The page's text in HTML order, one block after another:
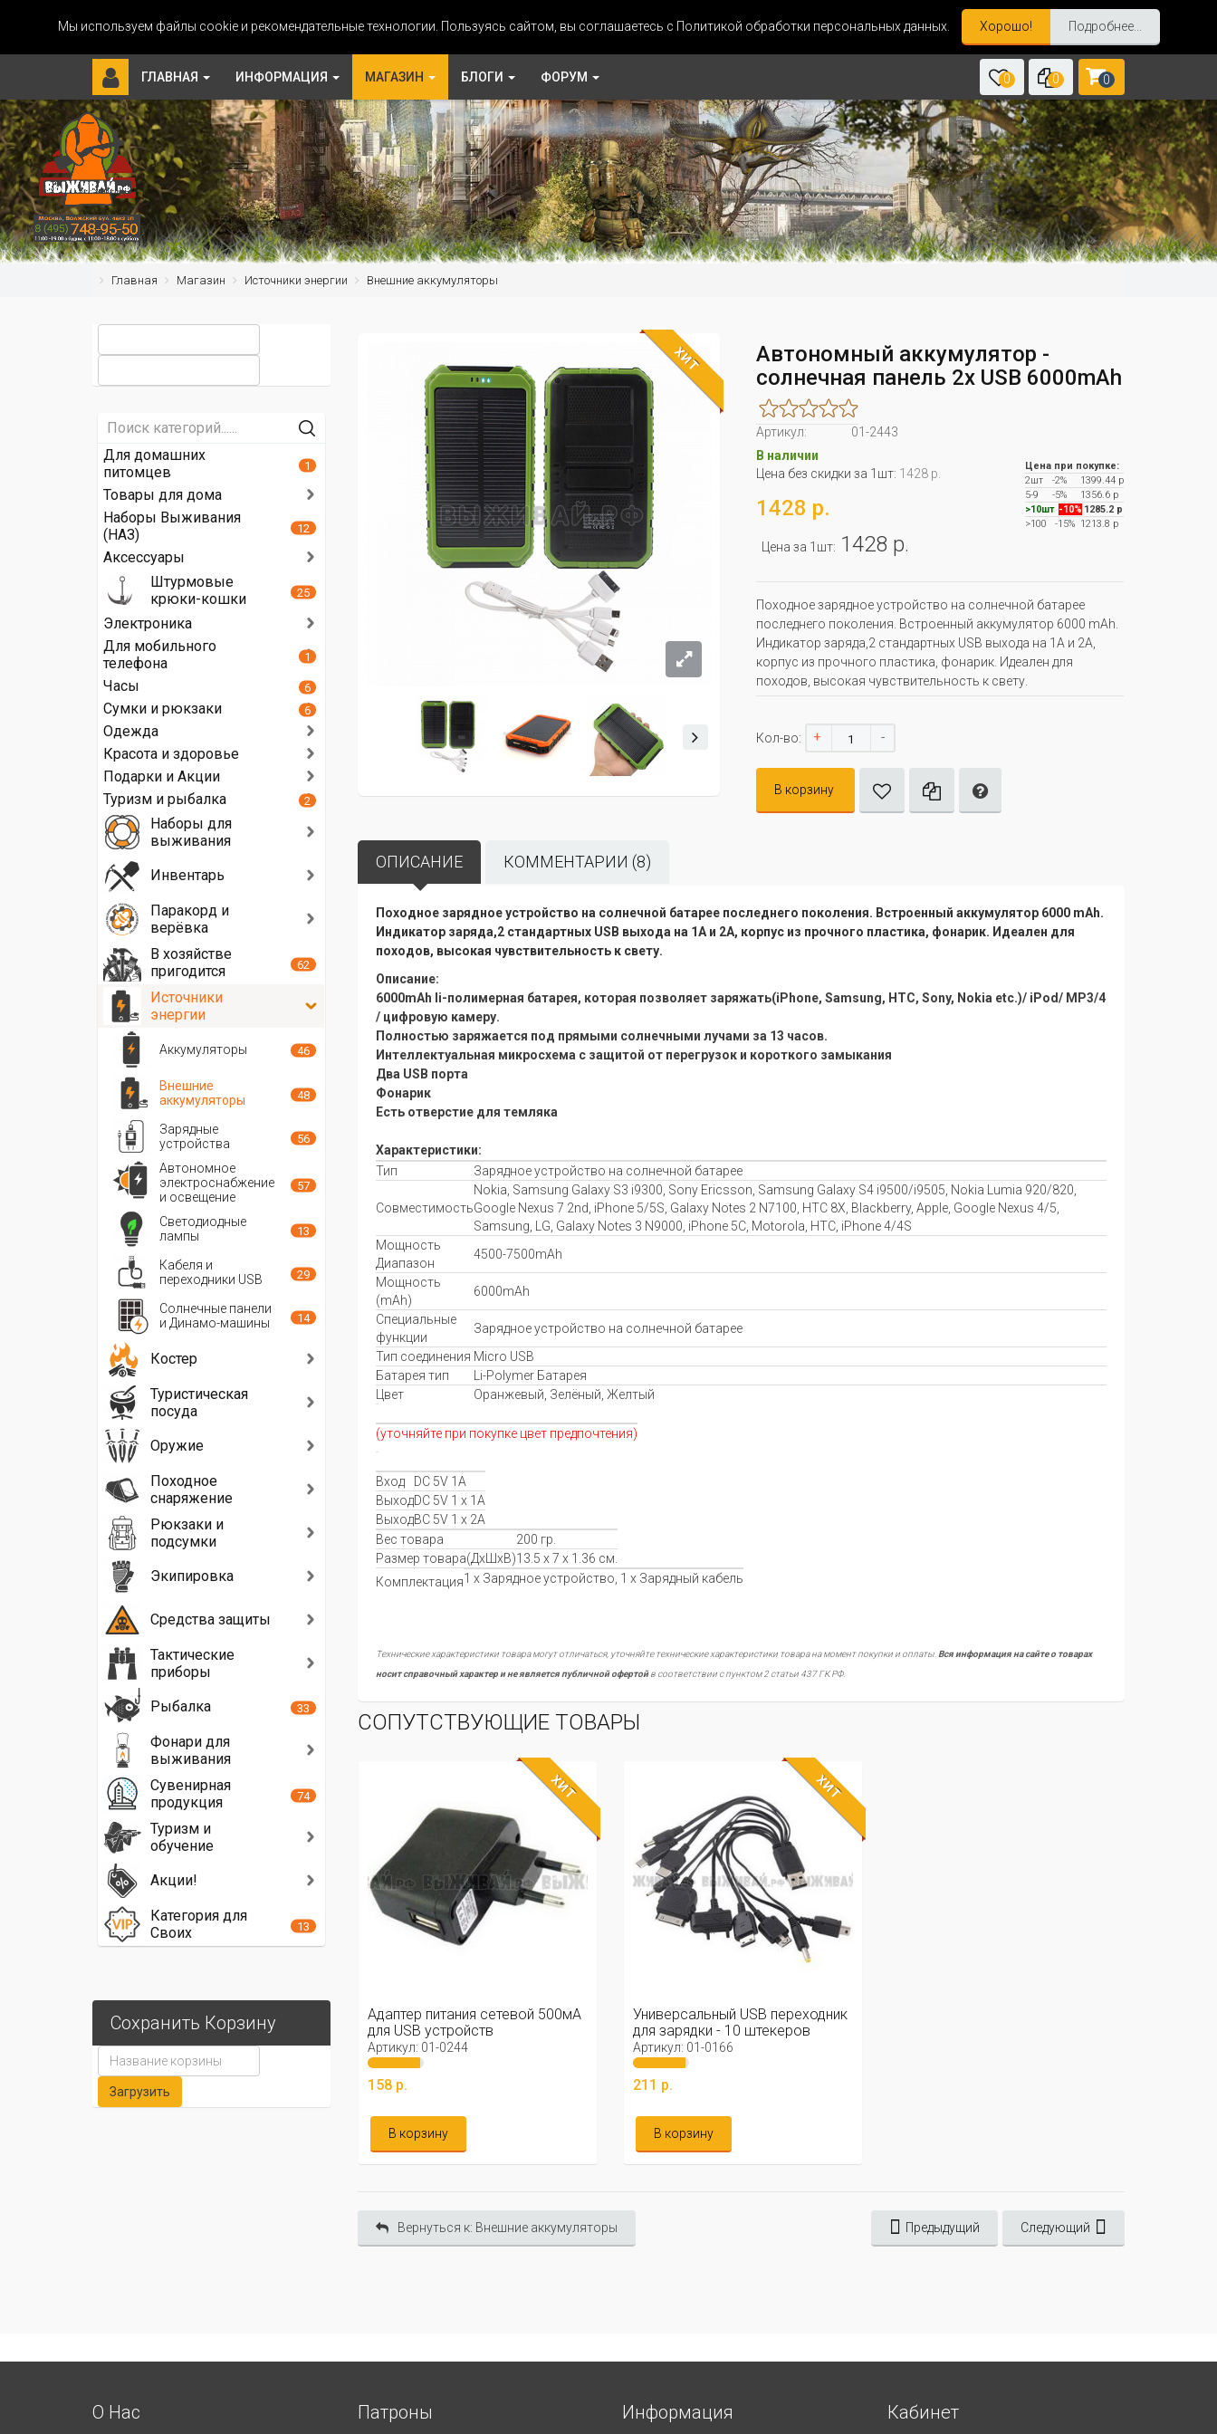
Мы используем файлы cookie и рекомендательные технологии. Пользуясь сайтом, вы соглашаетесь с Политикой обработки персональных данных. Хорошо! Подробнее...
ГЛАВНАЯ ИНФОРМАЦИЯ МАГАЗИН БЛОГИ ФОРУМ 0 0 0
Главная Магазин Источники энергии Внешние аккумуляторы
ХИТ
Автономный аккумулятор -
солнечная панель 2х USB 6000mAh
Артикул:
01-2443
В наличии
Цена без скидки за 1шт: 1428 р.
1428 р.
Цена за 1шт: 1428 р.
Цена при покупке:
2шт
-2%
1399.44 р
5-9
-5%
1356.6 р
>10шт -10% 1285.2 р
>100
-15%1213.8 р
Походное зарядное устройство на солнечной батарее
последнего поколения. Встроенный аккумулятор 6000 mAh.
Индикатор заряда,2 стандартных USB выхода на 1А и 2А,
корпус из прочного пластика, фонарик. Идеален для
походов, высокая чувствительность к свету.
Кол-во: + -
В корзину
ОПИСАНИЕ КОММЕНТАРИИ (8)
Походное зарядное устройство на солнечной батарее последнего поколения. Встроенный аккумулятор 6000 mAh.
Индикатор заряда,2 стандартных USB выхода на 1А и 2А, корпус из прочного пластика, фонарик. Идеален для
походов, высокая чувствительность к свету.
Описание:
6000mAh li-полимерная батарея, которая позволяет заряжать(iPhone, Samsung, HTC, Sony, Nokia etc.)/ iPod/ MP3/4
/ цифровую камеру.
Полностью заряжается под прямыми солнечными лучами за 13 часов.
Интеллектуальная микросхема с защитой от перегрузок и короткого замыкания
Два USB порта
Фонарик
Есть отверстие для темляка
Характеристики:
Тип
Зарядное устройство на солнечной батарее
Совместимость
Nokia, Samsung Galaxy S3 i9300, Sony Ericsson, Samsung Galaxy S4 i9500/i9505, Nokia Lumia 920/820,
Google Nexus 7 2nd, iPhone 5/5S, Galaxy Notes 2 N7100, HTC 8X, Blackberry, Apple, Google Nexus 4/5,
Samsung, LG, Galaxy Notes 3 N9000, iPhone 5C, Motorola, HTC, iPhone 4/4S
Мощность
Диапазон
4500-7500mAh
Мощность
(mAh)
6000mAh
Специальные
функции
Зарядное устройство на солнечной батарее
Тип соединения Micro USB
Батарея тип
Li-Polymer Батарея
Цвет
Оранжевый, Зелёный, Желтый
(уточняйте при покупке цвет предпочтения)
Вход
DC 5V 1A
ВыходDC 5V 1 x 1A
ВыходВС 5V 1 x 2A
Вес товара
200 гр.
Размер товара(ДхШхВ)13.5 x 7 x 1.36 см.
Комплектация1 x Зарядное устройство, 1 x Зарядный кабель
Технические характеристики товара могут отличаться, уточняйте технические характеристики товара на момент покупки и оплаты.Вся информация на сайте о товарах
носит справочный характер и не является публичной офертойв соответствии с пунктом 2 статьи 437 ГК РФ.
СОПУТСТВУЮЩИЕ ТОВАРЫ
ХИТ
Адаптер питания сетевой 500мА
для USB устройств
Артикул: 01-0244
158 р.
В корзину
ХИТ
Универсальный USB переходник
для зарядки - 10 штекеров
Артикул: 01-0166
211 р.
В корзину
Вернуться к: Внешние аккумуляторы Предыдущий Следующий
Для домашних
питомцев
1
Товары для дома
Наборы Выживания
(НАЗ)
12
Аксессуары
Штурмовые
крюки-кошки
25
Электроника
Для мобильного
телефона
1
Часы 6
Сумки и рюкзаки 6
Одежда
Красота и здоровье
Подарки и Акции
Туризм и рыбалка
2
Наборы для
выживания
Инвентарь
Паракорд и
верёвка
В хозяйстве
пригодится
62
Источники
энергии
Аккумуляторы 46
Внешние
аккумуляторы
48
Зарядные
устройства
56
Автономное
электроснабжение
и освещение
57
Светодиодные
лампы
13
Кабеля и
переходники USB
29
Солнечные панели
и Динамо-машины
14
Костер
Туристическая
посуда
Оружие
Походное
снаряжение
Рюкзаки и
подсумки
Экипировка
Средства защиты
Тактические
приборы
Рыбалка
33
Фонари для
выживания
Сувенирная
продукция
74
Туризм и
обучение
Акции!
Категория для
Своих
13
Сохранить Корзину
О Нас Патроны Информация Кабинет